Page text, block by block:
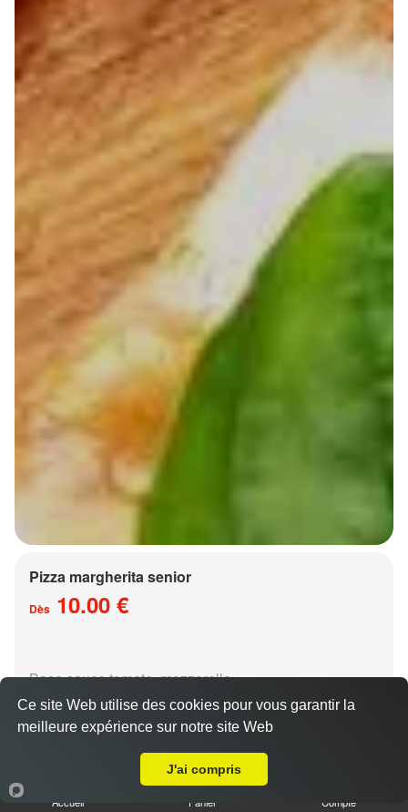
Pizza margherita senior
Dès 10.00 €
Base sauce tomate, mozzarella
Pizza régina senior
Accueil Panier Compte
Ce site Web utilise des cookies pour vous garantir la
meilleure expérience sur notre site Web
J'ai compris